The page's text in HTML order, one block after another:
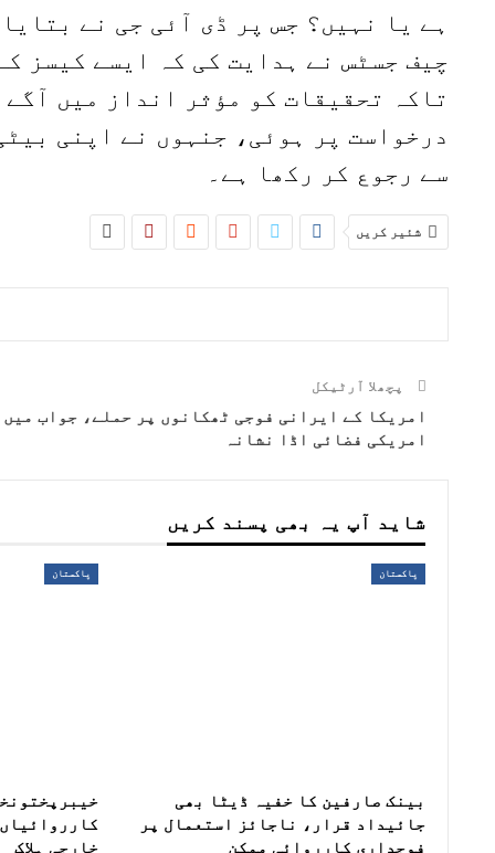
ہے یا نہیں؟ جس پر ڈی آئی جی نے
چیف جسٹس نے ہدایت کی کہ ایسے کیسز
تاکہ تحقیقات کو مؤثر انداز میں
درخواست پر ہوئی، جنہوں نے اپنی
سے رجوع کر رکھا ہے۔
شئیر کریں
پچھلا آرٹیکل
امریکا کے ایرانی فوجی ٹھکانوں پر حملے، جواب میں
امریکی فضائی اڈا نشانہ
شاید آپ یہ بھی پسند کریں
پاکستان
بینک صارفین کا خفیہ ڈیٹا بھی
جائیداد قرار، ناجائز استعمال پر
فوجداری کارروائی ممکن
پاکستان
خارجی ہلاک